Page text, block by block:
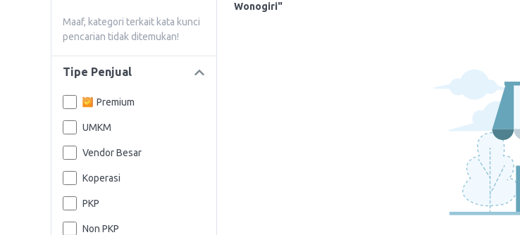
Maaf, kategori terkait kata kunci
pencarian tidak ditemukan!
Tipe Penjual
Premium
UMKM
Vendor Besar
Koperasi
PKP
Non PKP
Wonogiri"